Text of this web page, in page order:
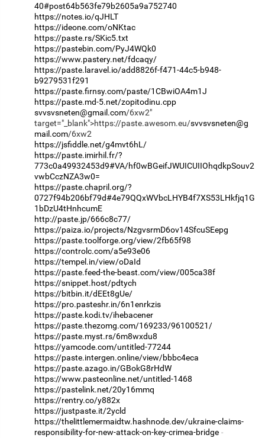
40#post64b563fe79b2605a9a752740
https://notes.io/qJHLT
https://ideone.com/oNKtac
https://paste.rs/SKic5.txt
https://pastebin.com/PyJ4WQk0
https://www.pastery.net/fdcaqy/
https://paste.laravel.io/add8826f-f471-44c5-b948-
b9279531f291
https://paste.firnsy.com/paste/1CBwiOA4m1J
https://paste.md-5.net/zopitodinu.cpp
svvsvsneten@gmail.com/6xw2"
target="_blank">https://paste.awesom.eu/svvsvsneten@g
mail.com
https://jsfiddle.net/g4mvt6hL/
https://paste.imirhil.fr/?
773c0a49932453d9#VA/hf0wBGeifJWUICUIIOhqdkpSouv2
vwbCczNZA3w0=
https://paste.chapril.org/?
0727f94b206bf79d#4e79QQxWVbcLHYB4f7XS53LHkfjq1G
1bDzU4tHnhcumE
http://paste.jp/666c8c77/
https://paiza.io/projects/NzgvsrmD6ov14SfcuSEepg
https://paste.toolforge.org/view/2fb65f98
https://controlc.com/a5e93e06
https://tempel.in/view/oDaId
https://paste.feed-the-beast.com/view/005ca38f
https://snippet.host/pdtych
https://bitbin.it/dEEt8gUe/
https://pro.pasteshr.in/6n1enrkzis
https://paste.kodi.tv/ihebacener
https://paste.thezomg.com/169233/96100521/
https://paste.myst.rs/6m8wxdu8
https://yamcode.com/untitled-77244
https://paste.intergen.online/view/bbbc4eca
https://paste.azago.in/GBokG8rHdW
https://www.pasteonline.net/untitled-1468
https://pastelink.net/20y16mmq
https://rentry.co/y882x
https://justpaste.it/2ycld
https://thelittlemermaidtw.hashnode.dev/ukraine-claims-
responsibility-for-new-attack-on-key-crimea-bridge